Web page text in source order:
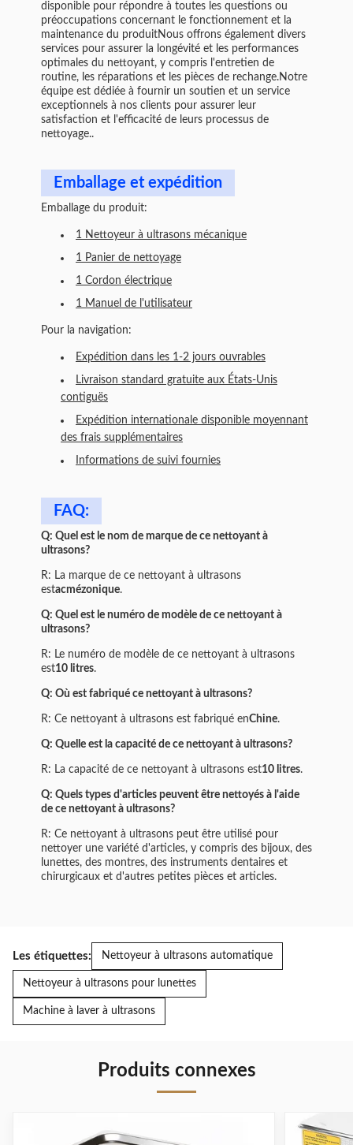
disponible pour répondre à toutes les questions ou
préoccupations concernant le fonctionnement et la
maintenance du produitNous offrons également divers
services pour assurer la longévité et les performances
optimales du nettoyant, y compris l'entretien de
routine, les réparations et les pièces de rechange.Notre
équipe est dédiée à fournir un soutien et un service
exceptionnels à nos clients pour assurer leur
satisfaction et l'efficacité de leurs processus de
nettoyage..
Emballage et expédition
Emballage du produit:
1 Nettoyeur à ultrasons mécanique
1 Panier de nettoyage
1 Cordon électrique
1 Manuel de l'utilisateur
Pour la navigation:
Expédition dans les 1-2 jours ouvrables
Livraison standard gratuite aux États-Unis
contiguës
Expédition internationale disponible moyennant
des frais supplémentaires
Informations de suivi fournies
FAQ:
Q: Quel est le nom de marque de ce nettoyant à
ultrasons?
R: La marque de ce nettoyant à ultrasons
estacmézonique.
Q: Quel est le numéro de modèle de ce nettoyant à
ultrasons?
R: Le numéro de modèle de ce nettoyant à ultrasons
est10 litres.
Q: Où est fabriqué ce nettoyant à ultrasons?
R: Ce nettoyant à ultrasons est fabriqué enChine.
Q: Quelle est la capacité de ce nettoyant à ultrasons?
R: La capacité de ce nettoyant à ultrasons est10 litres.
Q: Quels types d'articles peuvent être nettoyés à l'aide
de ce nettoyant à ultrasons?
R: Ce nettoyant à ultrasons peut être utilisé pour
nettoyer une variété d'articles, y compris des bijoux, des
lunettes, des montres, des instruments dentaires et
chirurgicaux et d'autres petites pièces et articles.
Les étiquettes: Nettoyeur à ultrasons automatique
Nettoyeur à ultrasons pour lunettes
Machine à laver à ultrasons
Produits connexes